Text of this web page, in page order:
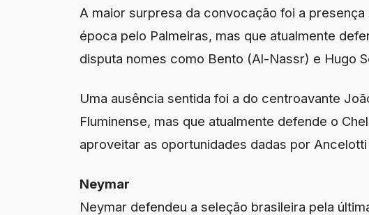
A maior surpresa da convocação foi a
época pelo Palmeiras, mas que atualmente
disputa nomes como Bento (Al-Nassr) e Hugo
Uma ausência sentida foi a do centroavante
Fluminense, mas que atualmente defende o
aproveitar as oportunidades dadas por Ancelotti
Neymar
Neymar defendeu a seleção brasileira pela